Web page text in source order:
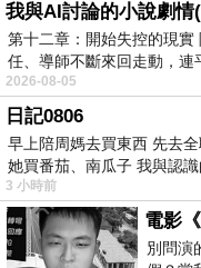
菜色大部分都還合胃口
牛排 很得先生歡心
我們決定五點半就到西
對先生而言，今天的重
1.紅白酒無限暢飲
我與AI討論的小說劇情
第十二章：開始失控的現
任、導師不斷來回走動，連
2026-08-05
日記0806
早上陪周媽去買東西 先去
她買番茄、南瓜子 我與認
3 小時前
別問演